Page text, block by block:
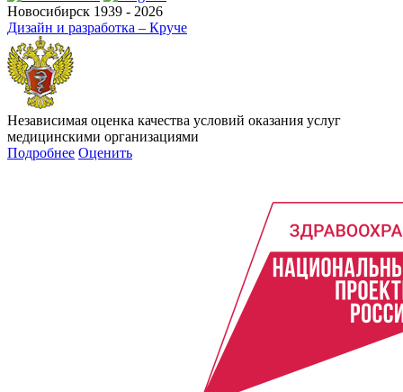
Новосибирск 1939 - 2026
Дизайн и разработка – Круче
Независимая оценка качества условий оказания услуг
медицинскими организациями
Подробнее Оценить